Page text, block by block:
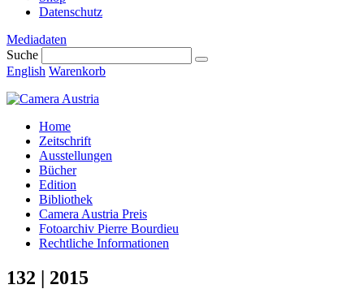
Datenschutz
Mediadaten
Suche
English Warenkorb
Home
Zeitschrift
Ausstellungen
Bücher
Edition
Bibliothek
Camera Austria Preis
Fotoarchiv Pierre Bourdieu
Rechtliche Informationen
132 | 2015